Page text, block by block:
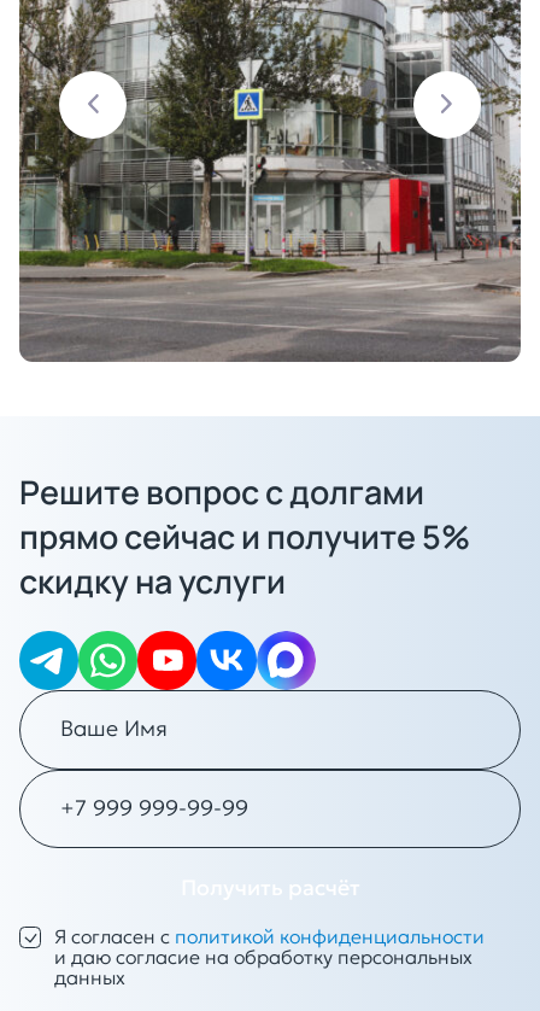
Решите вопрос с долгами
прямо сейчас и получите 5%
скидку на услуги
Получить расчёт
Я согласен с политикой конфиденциальности
и даю согласие на обработку персональных
данных